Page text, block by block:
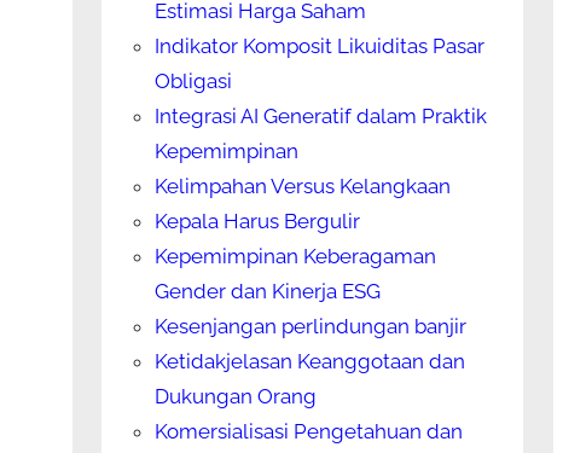
Estimasi Harga Saham
Indikator Komposit Likuiditas Pasar
Obligasi
Integrasi AI Generatif dalam Praktik
Kepemimpinan
Kelimpahan Versus Kelangkaan
Kepala Harus Bergulir
Kepemimpinan Keberagaman
Gender dan Kinerja ESG
Kesenjangan perlindungan banjir
Ketidakjelasan Keanggotaan dan
Dukungan Orang
Komersialisasi Pengetahuan dan